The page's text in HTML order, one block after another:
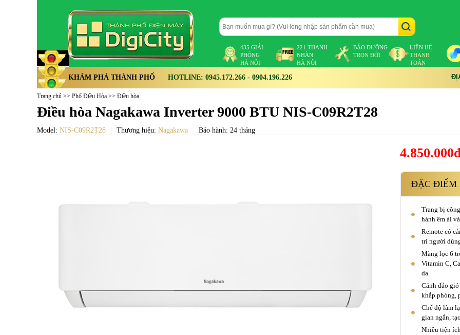
435 GIẢI
PHÓNG
HÀ NỘI
221 THANH
NHÀN
HÀ NỘI
BẢO DƯỠNG
TRỌN ĐỜI
LIÊN HỆ
THANH
TOÁN
KHÁM PHÁ THÀNH PHỐ HOTLINE: 0945.172.266 - 0904.196.226
Trang chủ >> Phố Điều Hòa >> Điều hòa
Điều hòa Nagakawa Inverter 9000 BTU NIS-C09R2T28
Model: NIS-C09R2T28 Thương hiệu: Nagakawa Bảo hành: 24 tháng
ĐẶC ĐIỂM
Trang bị
hành êm ái
Remote có
trí người
Màng lọc 6
Vitamin C,
da.
Cánh đảo
khắp phòng,
Chế độ làm
gian ngắn,
Nhiều tiện